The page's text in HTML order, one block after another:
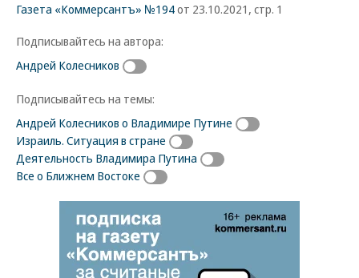
Газета «Коммерсантъ» №194от 23.10.2021, стр. 1
Подписывайтесь на автора:
Андрей Колесников
Подписывайтесь на темы:
Андрей Колесников о Владимире Путине
Израиль. Ситуация в стране
Деятельность Владимира Путина
Все о Ближнем Востоке